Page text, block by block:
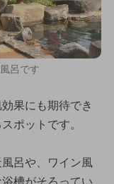
呂です
果にも期待でき
ポットです。
呂や、ワイン風
槽がそろってい